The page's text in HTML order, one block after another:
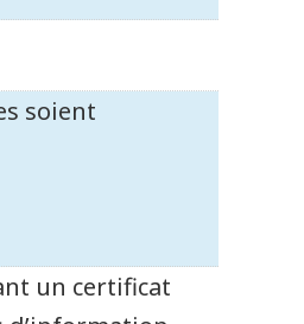
soient
un certificat